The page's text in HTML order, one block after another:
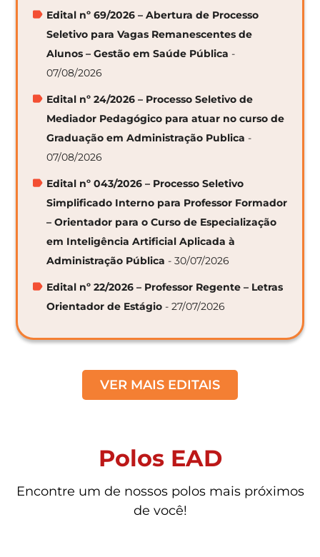
Edital nº 69/2026 – Abertura de Processo
Seletivo para Vagas Remanescentes de
Alunos – Gestão em Saúde Pública -
07/08/2026
Edital nº 24/2026 – Processo Seletivo de
Mediador Pedagógico para atuar no curso de
Graduação em Administração Publica -
07/08/2026
Edital nº 043/2026 – Processo Seletivo
Simplificado Interno para Professor Formador
– Orientador para o Curso de Especialização
em Inteligência Artificial Aplicada à
Administração Pública - 30/07/2026
Edital nº 22/2026 – Professor Regente – Letras
Orientador de Estágio - 27/07/2026
VER MAIS EDITAIS
Polos EAD
Encontre um de nossos polos mais próximos
de você!